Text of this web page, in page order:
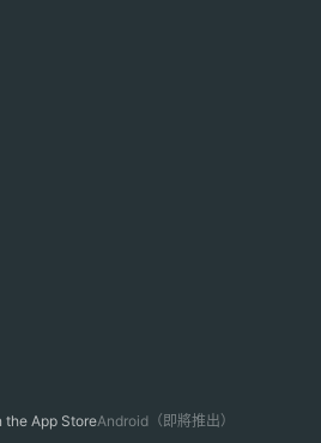
Android（即將推出）